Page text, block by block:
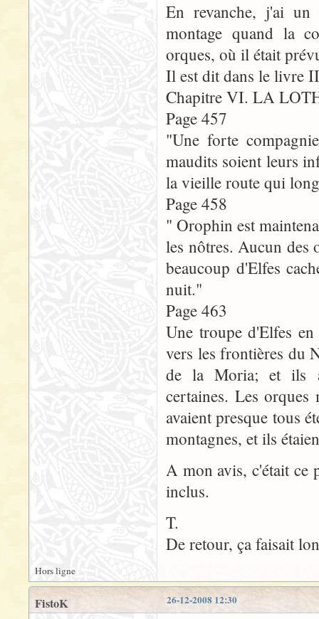
En revanche, j'ai un
montage quand la
orques, où il était
Il est dit dans le livre
Chapitre VI. LA
Page 457
"Une forte
maudits soient leurs
la vieille route qui
Page 458
" Orophin est
les nôtres. Aucun des
beaucoup d'Elfes
nuit."
Page 463
Une troupe d'Elfes en
vers les frontières du
de la Moria; et ils
certaines. Les orques
avaient presque tous
montagnes, et ils
A mon avis, c'était ce
inclus.
T.
De retour, ça faisait
Hors ligne
26-12-2008 12:30
FistoK